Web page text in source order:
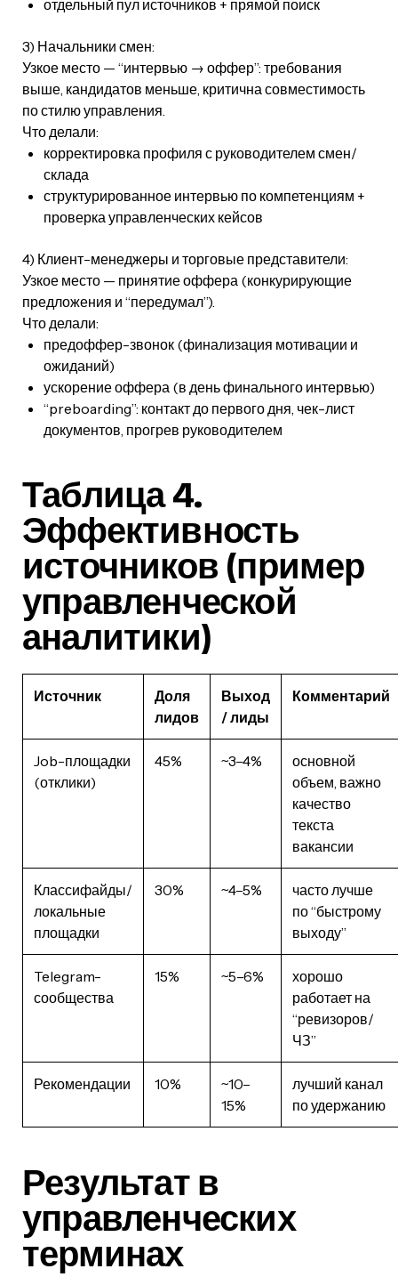
отдельный пул источников + прямой поиск
3) Начальники смен:
Узкое место — “интервью → оффер”: требования
выше, кандидатов меньше, критична совместимость
по стилю управления.
Что делали:
корректировка профиля с руководителем смен/
склада
структурированное интервью по компетенциям +
проверка управленческих кейсов
4) Клиент-менеджеры и торговые представители:
Узкое место — принятие оффера (конкурирующие
предложения и “передумал”).
Что делали:
предоффер-звонок (финализация мотивации и
ожиданий)
ускорение оффера (в день финального интервью)
“preboarding”: контакт до первого дня, чек-лист
документов, прогрев руководителем
Таблица 4.
Эффективность
источников (пример
управленческой
аналитики)
Источник
Доля
лидов
Выход
/ лиды
Комментарий
Job-площадки
(отклики)
45% ~3–4%
основной
объем, важно
качество
текста
вакансии
Классифайды/
локальные
площадки
30% ~4–5%
часто лучше
по “быстрому
выходу”
Telegram-
сообщества
15% ~5–6%
хорошо
работает на
“ревизоров/
ЧЗ”
Рекомендации 10%
~10–
15%
лучший канал
по удержанию
Результат в
управленческих
терминах